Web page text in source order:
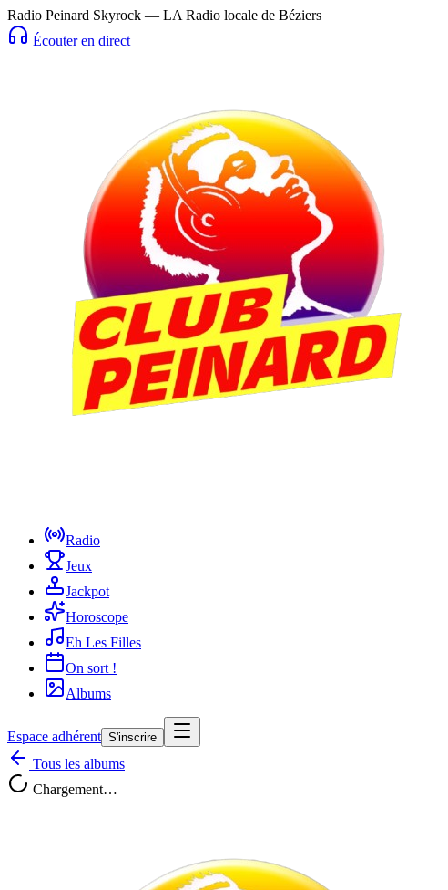
Radio Peinard Skyrock — LA Radio locale de Béziers
Écouter en direct
Radio
Jeux
Jackpot
Horoscope
Eh Les Filles
On sort !
Albums
Espace adhérent S'inscrire
Tous les albums
Chargement…